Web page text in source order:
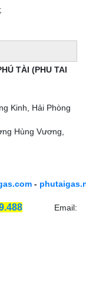
TÀI (PHU TAI
Kinh, Hải Phòng
Hùng Vương,
-
Email: